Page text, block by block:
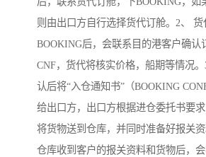
则由出口方自行选择货代订舱。2、 货
BOOKING后，会联系目的港客户确认
CNF，货代将核实价格，船期等情况
认后将“入仓通知书”（BOOKING
给出口方，出口方根据进仓委托书要
将货物送到仓库，并同时准备好报关资
仓库收到客户的报关资料和货物后，会